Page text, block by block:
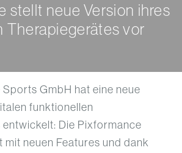
stellt neue Version ihres
Therapiegerätes vor
GmbH hat eine neue
funktionellen
Die Pixformance
neuen Features und dank